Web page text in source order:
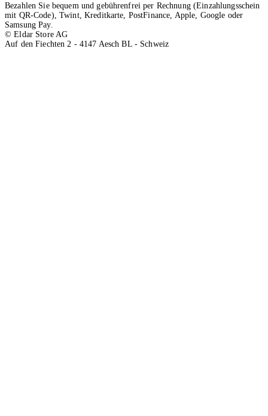
Bezahlen Sie bequem und gebührenfrei per Rechnung (Einzahlungsschein
mit QR-Code), Twint, Kreditkarte, PostFinance, Apple, Google oder
Samsung Pay.
© Eldar Store AG
Auf den Fiechten 2 - 4147 Aesch BL - Schweiz